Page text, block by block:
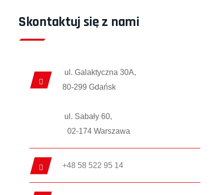
Skontaktuj się z nami
ul. Galaktyczna 30A,
80-299 Gdańsk
ul. Sabały 60,
02-174 Warszawa
+48 58 522 95 14